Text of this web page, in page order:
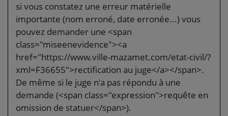
si vous constatez une erreur matérielle
importante (nom erroné, date erronée...) vous
pouvez demander une <span
class="miseenevidence"><a
href="https://www.ville-mazamet.com/etat-civil/?
xml=F36655">rectification au juge</a></span>.
De même si le juge n'a pas répondu à une
demande (<span class="expression">requête en
omission de statuer</span>).